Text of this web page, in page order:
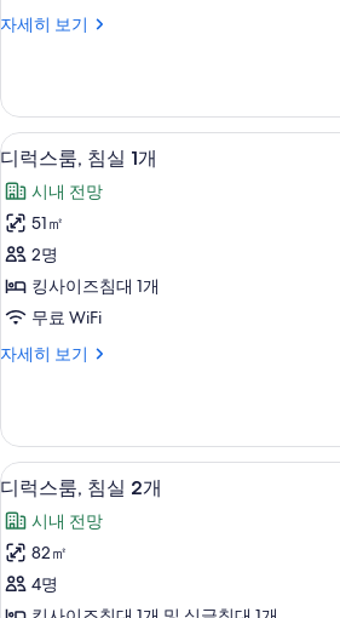
사
모
두
보
기
자세히 보기
디
튜
디
오
자
세
히
보
기
디
럭
스
룸,
침
실
개
진
모
두
보
기
객실 내
7
디럭스룸, 침실 1개
시내 전망
51㎡
2명
킹사이즈침대 1개
무료 WiFi
자세히 보기
디
침
실
1
개
자
세
히
보
디
럭
스
룸,
침
객실 내
6
디럭스룸, 침실 2개
시내 전망
82㎡
4명